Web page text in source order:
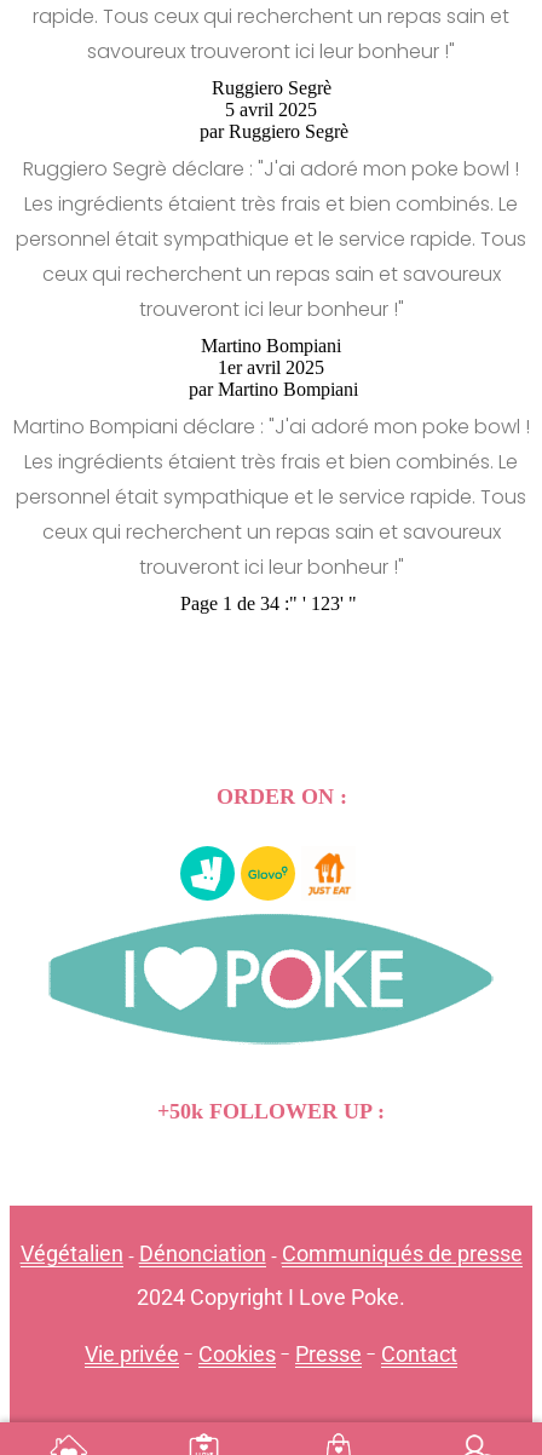
rapide. Tous ceux qui recherchent un repas sain et
savoureux trouveront ici leur bonheur !"
Ruggiero Segrè
5 avril 2025
parRuggiero Segrè
Ruggiero Segrè déclare : "J'ai adoré mon poke bowl !
Les ingrédients étaient très frais et bien combinés. Le
personnel était sympathique et le service rapide. Tous
ceux qui recherchent un repas sain et savoureux
trouveront ici leur bonheur !"
Martino Bompiani
1er avril 2025
parMartino Bompiani
Martino Bompiani déclare : "J'ai adoré mon poke bowl !
Les ingrédients étaient très frais et bien combinés. Le
personnel était sympathique et le service rapide. Tous
ceux qui recherchent un repas sain et savoureux
trouveront ici leur bonheur !"
Page 1 de 34 :" ' 1 23' "
ORDER ON :
+50k FOLLOWER UP :
Végétalien - Dénonciation - Communiqués de presse
2024 Copyright I Love Poke.
Vie privée - Cookies- Presse - Contact